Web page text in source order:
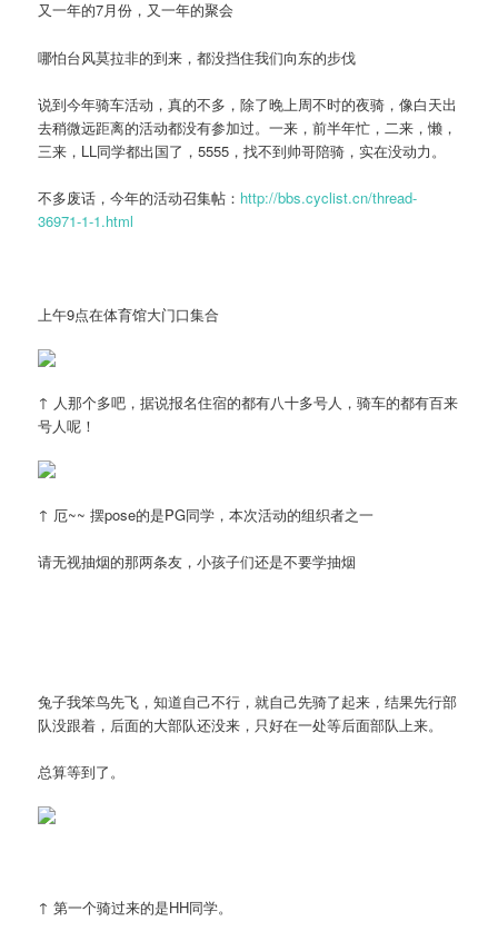
又一年的7月份，又一年的聚会
哪怕台风莫拉非的到来，都没挡住我们向东的步伐
说到今年骑车活动，真的不多，除了晚上周不时的夜骑，像白天出
去稍微远距离的活动都没有参加过。一来，前半年忙，二来，懒，
三来，LL同学都出国了，5555，找不到帅哥陪骑，实在没动力。
不多废话，今年的活动召集帖： http://bbs.cyclist.cn/thread-
36971-1-1.html
上午9点在体育馆大门口集合
↑ 人那个多吧，据说报名住宿的都有八十多号人，骑车的都有百来
号人呢！
↑ 厄~~ 摆pose的是PG同学，本次活动的组织者之一
请无视抽烟的那两条友，小孩子们还是不要学抽烟
兔子我笨鸟先飞，知道自己不行，就自己先骑了起来，结果先行部
队没跟着，后面的大部队还没来，只好在一处等后面部队上来。
总算等到了。
↑ 第一个骑过来的是HH同学。